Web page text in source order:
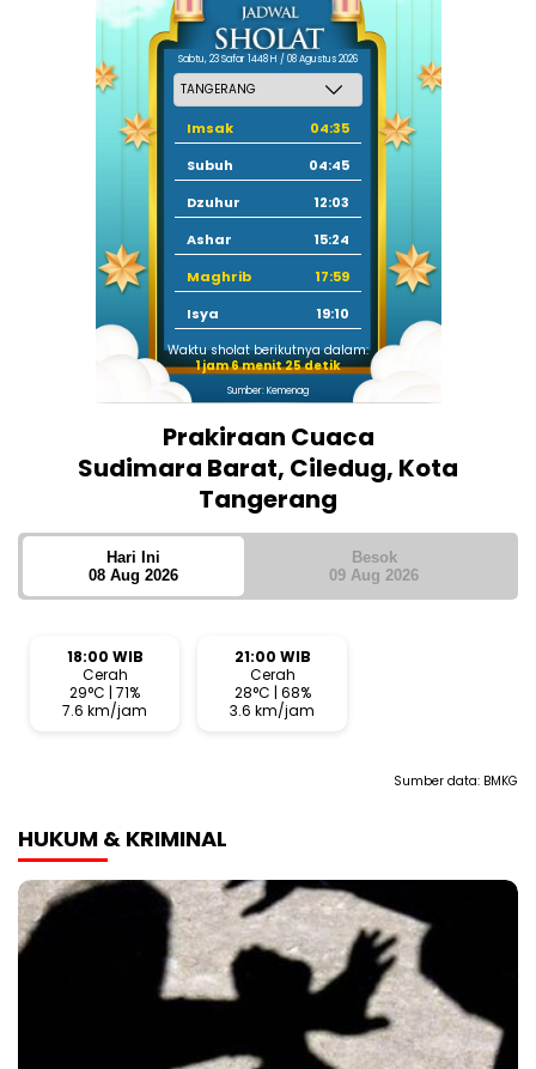
Sabtu, 23 Safar 1448 H / 08 Agustus 2026
Imsak
04:35
Subuh
04:45
Dzuhur
12:03
Ashar
15:24
Maghrib
17:59
Isya
19:10
Waktu sholat berikutnya dalam:
1 jam 6 menit 24 detik
Sumber: Kemenag
Prakiraan Cuaca
Sudimara Barat, Ciledug, Kota
Tangerang
Hari Ini
08 Aug 2026
Besok
09 Aug 2026
18:00 WIB
Cerah
29°C | 71%
7.6 km/jam
21:00 WIB
Cerah
28°C | 68%
3.6 km/jam
Sumber data: BMKG
HUKUM & KRIMINAL